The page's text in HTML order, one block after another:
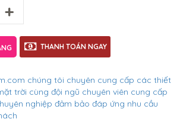
+
THANH TOÁN NGAY
chúng tôi chuyên cung cấp các thiết
trời cùng đội ngũ chuyên viên cung cấp
nghiệp đảm bảo đáp ứng nhu cầu